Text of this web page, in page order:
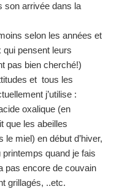
son arrivée dans la
selon les années et
pensent leurs
pas bien cherché!)
et tous les
j’utilise :
oxalique (en
que les abeilles
miel) en début d’hiver,
quand je fais
pas encore de couvain
grillagés, ..etc.